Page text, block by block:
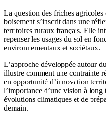
La question des friches
boisement s’inscrit dans une
territoires ruraux français. Elle
repenser les usages du sol en
environnementaux et sociétaux.
L’approche développée autour
illustre comment une contrainte
en opportunité d’innovation
l’importance d’une vision à long
évolutions climatiques et de
demain.